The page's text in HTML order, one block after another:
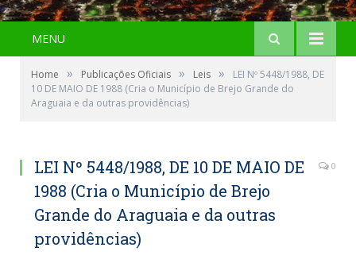
MENU
Home » Publicações Oficiais » Leis »
LEI Nº 5448/1988, DE
10 DE MAIO DE 1988 (Cria o Município de Brejo Grande do
Araguaia e da outras providências)
LEI Nº 5448/1988, DE 10 DE MAIO DE
1988 (Cria o Município de Brejo
Grande do Araguaia e da outras
providências)
0